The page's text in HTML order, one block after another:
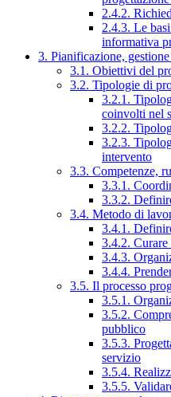
2.4.2.
2.4.3. Le
informativa
3. Pianificazione, gestione
3.1. Obiettivi del
3.2. Tipologie di
3.2.1.
coinvolti nel
3.2.2.
3.2.3.
intervento
3.3. Competenze,
3.3.1.
3.3.2.
3.4. Metodo di
3.4.1.
3.4.2.
3.4.3.
3.4.4.
3.5. Il processo
3.5.1.
3.5.2.
pubblico
3.5.3.
servizio
3.5.4.
3.5.5.